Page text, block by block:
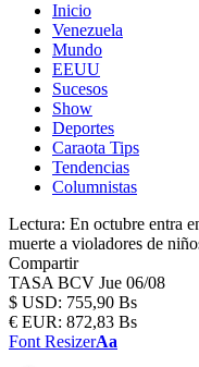
Inicio
Venezuela
Mundo
EEUU
Sucesos
Show
Deportes
Caraota Tips
Tendencias
Columnistas
Lectura: En octubre entra
muerte a violadores de
Compartir
TASA BCV Jue 06/08
$ USD: 755,90 Bs
€ EUR: 872,83 Bs
Font ResizerAa